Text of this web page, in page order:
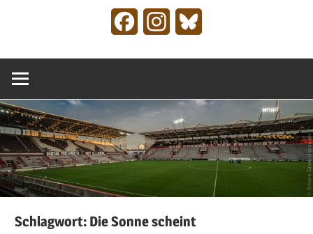
FacebookInstagram
Schlagwort: Die Sonne scheint